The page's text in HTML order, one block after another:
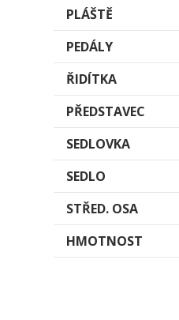
PLÁŠTĚ
PEDÁLY
ŘIDÍTKA
PŘEDSTAVEC
SEDLOVKA
SEDLO
STŘED. OSA
HMOTNOST